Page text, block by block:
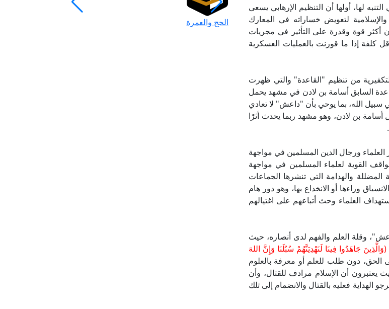
لها، أولها أن التنظيم الإرهابي يسعى
لتعويض خساراته في المعارك
أكثر قوة وقدرة على التأثير في مجريات
كلفة إذا ما قورنت بالعمليات العسكرية
من تنظيم "القاعدة" والتي ظهرت
السابق أسامة بن لادن في مشهد يحمل
سبيل الله، بما يوحي بأن "داعش" لا تعادي
أسامة بن لادن، وهو مشهد ربما يحدث أثرًا
العلماء ورجال الدين المسلمين في مواجهة
القوية لعلماء المسلمين في مواجهة
المضللة والهدامة التي تنشرها الجماعات
وراءها أو الانخداع بها، وهو دور هام
العلماء وحث أتباعهم على اغتيالهم
وقلة العلم والفهم لدى أنصاره، حيث
(وَالَّذِينَ جَاهَدُوا فِينَا لَنَهْدِيَنَّهُمْ سُبُلَنَا وَإِنَّ اللهَ
الحق، دون طلب للعلم أو معرفة بالعلوم
يعتبرون أن الإسلام مرادف للقتال، وأن
الهداية فعليه بالقتال والانضمام إلى تلك
الحج والعمرة